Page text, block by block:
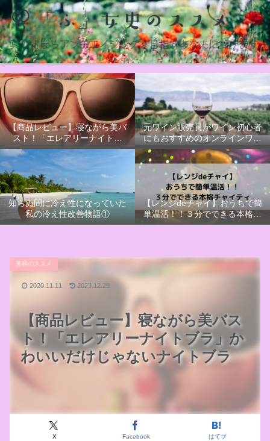
【商品レビュー】寝ながら美バ
スト！「エレアリーナイトブ
ラ」かわいいだけじゃないナイ
トブラ
元ワイン販売員がワイン初心者
にもおすすめのオンラインワイ
ンオーダーサービス【ポケット
ソムリエ】を利用してみた
知らぬ間に冷え性になっていた
私の冷え性改善物語①
【レンジdeチャイ】おうちで簡
単温活！！３分でできる本格チ
ャイティ【PR】
【商品レビュー】寝ながら美バス
ト！「エレアリーナイトブラ」か
わいいだけじゃないナイトブラ
美容のススメ
X Facebook はてブ
2020.11.11 2023.12.29